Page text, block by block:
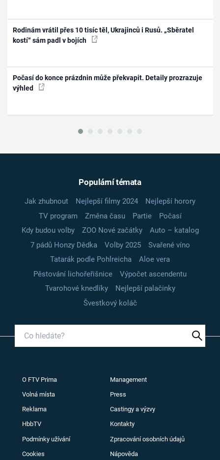
Rodinám vrátil přes 10 tisíc těl, Ukrajinců i Rusů. „Sběratel
kostí“ sám padl v bojích
Počasí do konce prázdnin může překvapit. Detaily prozrazuje
výhled
Populární témata
Jak zhubnout Nejlepší filmy 2024
Nejlepší horory
TV program
Změna času Partie
Počasí
Kdy budou volby
ZOO Nové začátky
Auto – katalog
7 pádů Honzy Dědka
Volby 2025
Svařené víno
Tatarák podle Pohlreicha
Aloe vera
Pěstování lichořeřišnice
Výpočet ascendentu
Tvarohové knedlíky
Nejlepší palačinky
Švestkový koláč
O FTV Prima Management
Volná místa Press
Reklama Castingy a výzvy
HbbTV Kontakty
Podmínky užívání Zpracování osobních údajů
Cookies Nápověda